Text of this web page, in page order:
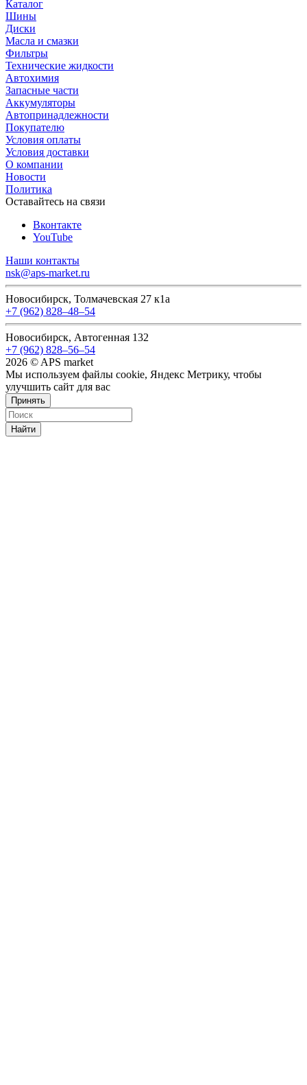
Каталог
Шины
Диски
Масла и смазки
Фильтры
Технические жидкости
Автохимия
Запасные части
Аккумуляторы
Автопринадлежности
Покупателю
Условия оплаты
Условия доставки
О компании
Новости
Политика
Оставайтесь на связи
Вконтакте
YouTube
Наши контакты
nsk@aps-market.ru
Новосибирск, Толмачевская 27 к1а
+7 (962) 828‒48‒54
Новосибирск, Автогенная 132
+7 (962) 828‒56‒54
2026 © APS market
Мы используем файлы cookie, Яндекс Метрику, чтобы
улучшить сайт для вас
Принять
Найти